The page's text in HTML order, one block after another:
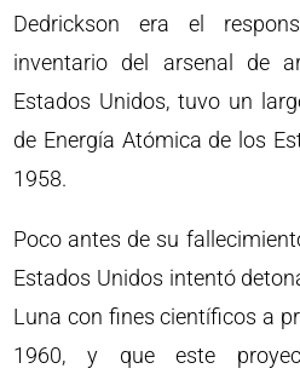
Dedrickson era el
inventario del arsenal de
Estados Unidos, tuvo un
de Energía Atómica de los
1958.
Poco antes de su
Estados Unidos intentó
Luna con fines científicos a
1960, y que este